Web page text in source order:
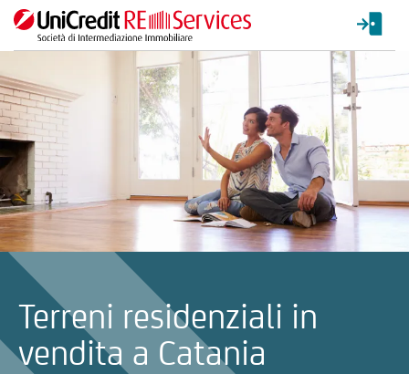
Terreni residenziali in
vendita a Catania
La ricerca verrà inviata automaticamente alla selezione delle